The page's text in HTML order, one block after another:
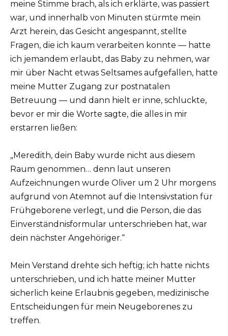
meine Stimme brach, als ich erklärte, was passiert
war, und innerhalb von Minuten stürmte mein
Arzt herein, das Gesicht angespannt, stellte
Fragen, die ich kaum verarbeiten konnte — hatte
ich jemandem erlaubt, das Baby zu nehmen, war
mir über Nacht etwas Seltsames aufgefallen, hatte
meine Mutter Zugang zur postnatalen
Betreuung — und dann hielt er inne, schluckte,
bevor er mir die Worte sagte, die alles in mir
erstarren ließen:
„Meredith, dein Baby wurde nicht aus diesem
Raum genommen… denn laut unseren
Aufzeichnungen wurde Oliver um 2 Uhr morgens
aufgrund von Atemnot auf die Intensivstation für
Frühgeborene verlegt, und die Person, die das
Einverständnisformular unterschrieben hat, war
dein nächster Angehöriger.“
Mein Verstand drehte sich heftig; ich hatte nichts
unterschrieben, und ich hatte meiner Mutter
sicherlich keine Erlaubnis gegeben, medizinische
Entscheidungen für mein Neugeborenes zu
treffen.